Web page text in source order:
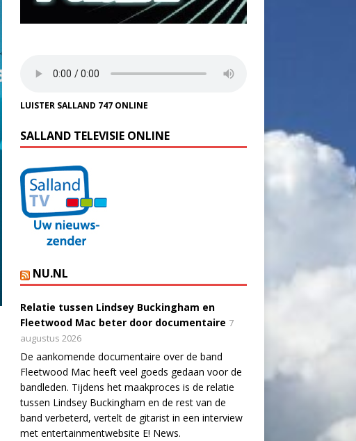
LUISTER SALLAND 747 ONLINE
SALLAND TELEVISIE ONLINE
NU.NL
Relatie tussen Lindsey Buckingham en
Fleetwood Mac beter door documentaire 7
augustus 2026
De aankomende documentaire over de band
Fleetwood Mac heeft veel goeds gedaan voor de
bandleden. Tijdens het maakproces is de relatie
tussen Lindsey Buckingham en de rest van de
band verbeterd, vertelt de gitarist in een interview
met entertainmentwebsite E! News.